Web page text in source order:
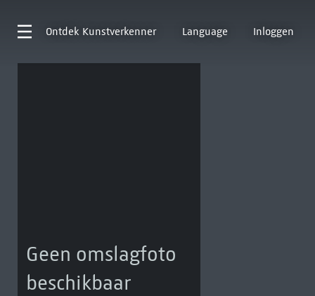
Ontdek Kunstverkenner Language Inloggen
Geen omslagfoto
beschikbaar